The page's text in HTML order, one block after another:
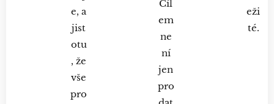
e, a
jist
otu
, že
vše
pro
Cíl
em
ne
ní
jen
pro
eži
té.